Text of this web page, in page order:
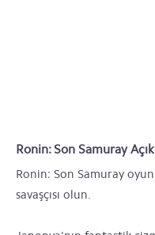
Ronin: Son Samuray
Ronin: Son Samuray
savaşçısı olun.